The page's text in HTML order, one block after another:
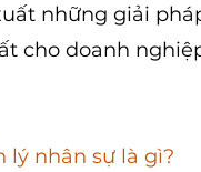
những giải
cho doanh
lý nhân sự là gì?